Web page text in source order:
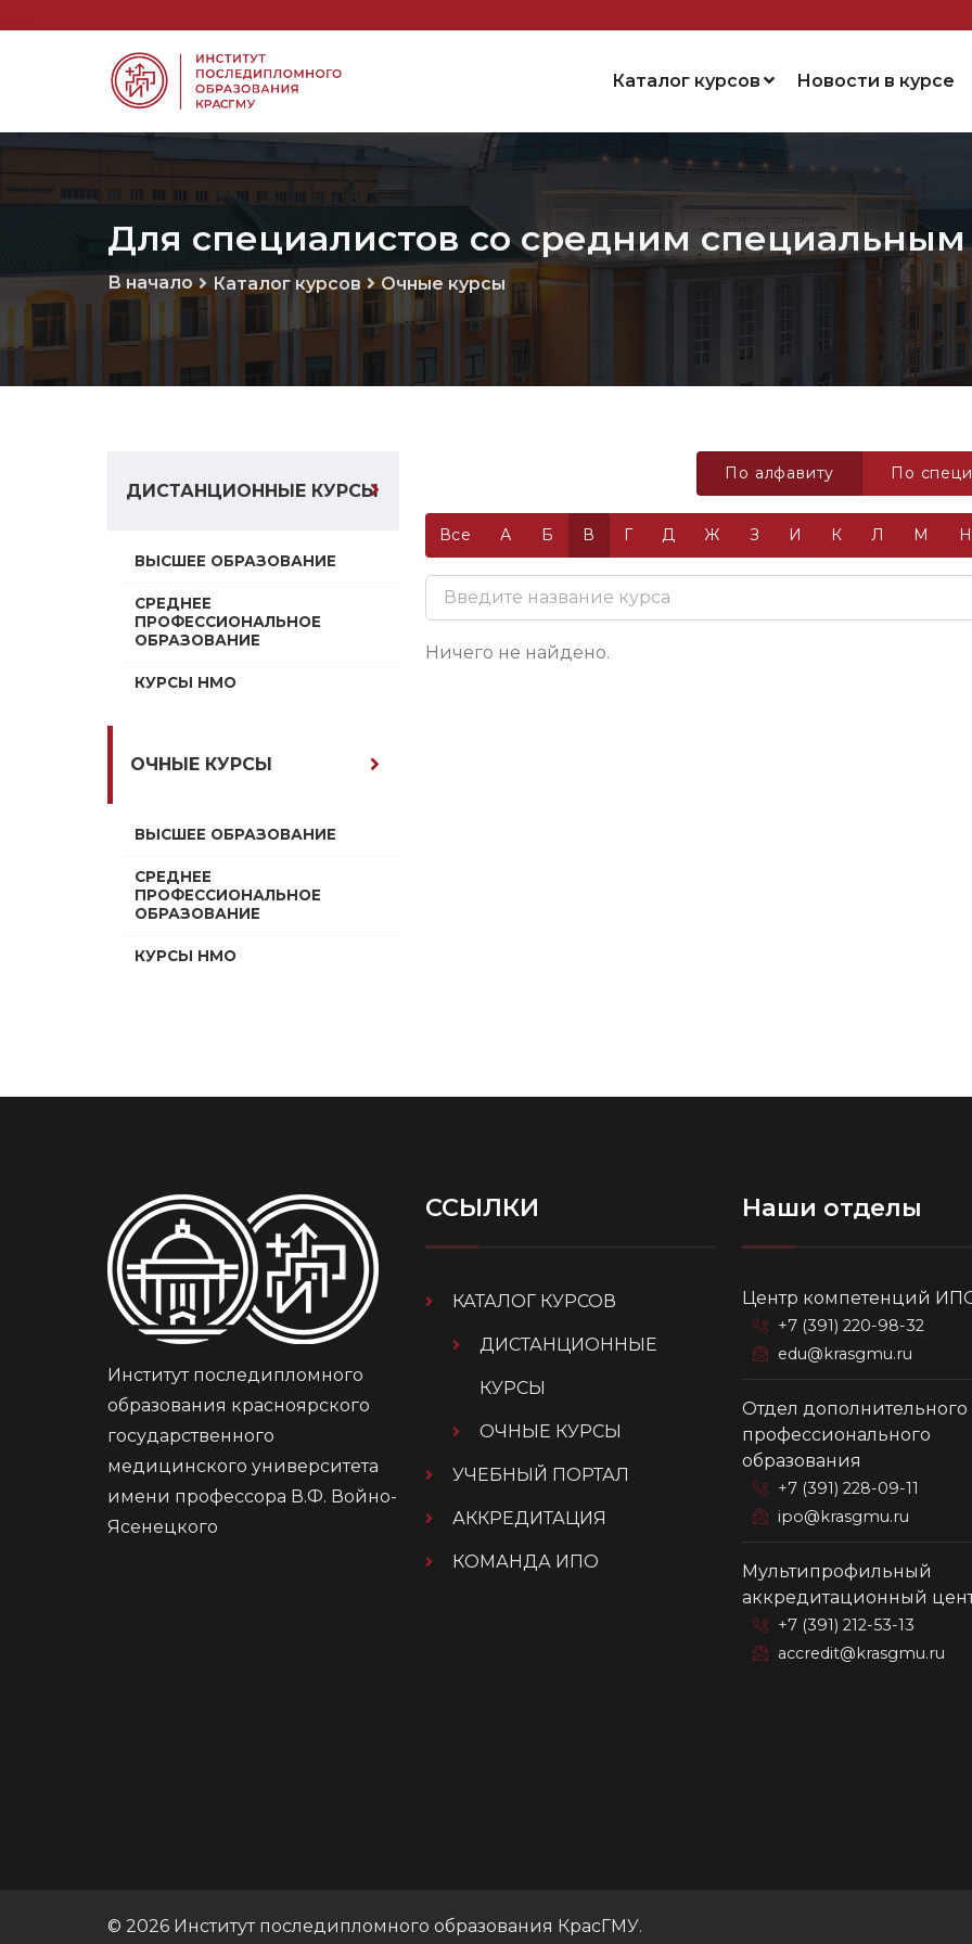
Каталог курсов Новости в курсе
Для специалистов со средним
В начало Каталог курсов Очные курсы
ДИСТАНЦИОННЫЕ КУРСЫ
ВЫСШЕЕ ОБРАЗОВАНИЕ
СРЕДНЕЕ
ПРОФЕССИОНАЛЬНОЕ
ОБРАЗОВАНИЕ
КУРСЫ НМО
ОЧНЫЕ КУРСЫ
ВЫСШЕЕ ОБРАЗОВАНИЕ
СРЕДНЕЕ
ПРОФЕССИОНАЛЬНОЕ
ОБРАЗОВАНИЕ
КУРСЫ НМО
По алфавиту По
Все А Б В Г Д Ж З И К Л М Н
Ничего не найдено.
Институт последипломного
образования красноярского
государственного
медицинского университета
имени профессора В.Ф. Войно-
Ясенецкого
ССЫЛКИ
КАТАЛОГ КУРСОВ
ДИСТАНЦИОННЫЕ
КУРСЫ
ОЧНЫЕ КУРСЫ
УЧЕБНЫЙ ПОРТАЛ
АККРЕДИТАЦИЯ
КОМАНДА ИПО
Наши отделы
Центр компетенций
+7 (391) 220-98-32
edu@krasgmu.ru
Отдел дополнительного
профессионального
образования
+7 (391) 228-09-11
ipo@krasgmu.ru
Мультипрофильный
аккредитационный
+7 (391) 212-53-13
accredit@krasgmu.ru
© 2026 Институт последипломного образования КрасГМУ.